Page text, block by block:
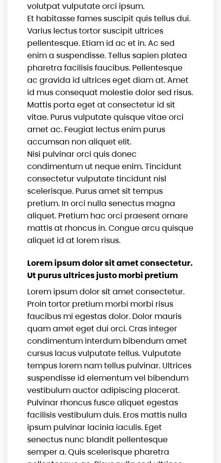
volutpat vulputate orci ipsum.
Et habitasse fames suscipit quis tellus dui.
Varius lectus tortor suscipit ultrices
pellentesque. Etiam id ac et in. Ac sed
enim a suspendisse. Tellus sapien platea
pharetra facilisis faucibus. Pellentesque
ac gravida id ultrices eget diam at. Amet
id mus consequat molestie dolor sed risus.
Mattis porta eget at consectetur id sit
vitae. Purus vulputate quisque vitae orci
amet ac. Feugiat lectus enim purus
accumsan non aliquet elit.
Nisi pulvinar orci quis donec
condimentum ut neque enim. Tincidunt
consectetur vulputate tincidunt nisl
scelerisque. Purus amet sit tempus
pretium. In orci nulla senectus magna
aliquet. Pretium hac orci praesent ornare
mattis at rhoncus in. Congue arcu quisque
aliquet id at lorem risus.
Lorem ipsum dolor sit amet consectetur.
Ut purus ultrices justo morbi pretium
Lorem ipsum dolor sit amet consectetur.
Proin tortor pretium morbi morbi risus
faucibus mi egestas dolor. Dolor mauris
quam amet eget dui orci. Cras integer
condimentum interdum bibendum amet
cursus lacus vulputate tellus. Vulputate
tempus lorem nam tellus pulvinar. Ultrices
suspendisse id elementum vel bibendum
vestibulum auctor adipiscing placerat.
Pulvinar rhoncus fusce aliquet egestas
facilisis vestibulum duis. Eros mattis nulla
ipsum pulvinar lacinia iaculis. Eget
senectus nunc blandit pellentesque
semper a. Quis scelerisque pharetra